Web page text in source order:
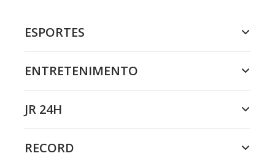
ESPORTES
ENTRETENIMENTO
JR 24H
RECORD